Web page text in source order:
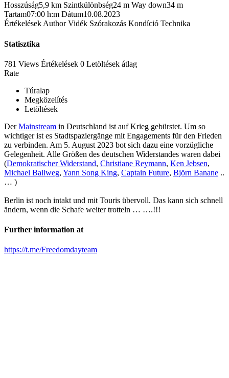
Hosszúság5,9 km Szintkülönbség24 m Way down34 m
Tartam07:00 h:m Dátum10.08.2023
Értékelések Author Vidék Szórakozás Kondíció Technika
Statisztika
781 Views Értékelések 0 Letöltések átlag
Rate
Túralap
Megközelítés
Letöltések
DerMainstream in Deutschland ist auf Krieg gebürstet. Um so
wichtiger ist es Stadtspaziergänge mit Engagements für den Frieden
zu verbinden. Am 5. August 2023 bot sich dazu eine vorzügliche
Gelegenheit. Alle Größen des deutschen Widerstandes waren dabei
(Demokratischer Widerstand, Christiane Reymann, Ken Jebsen,
Michael Ballweg, Yann Song King, Captain Future, Björn Banane ..
… )
Berlin ist noch intakt und mit Touris übervoll. Das kann sich schnell
ändern, wenn die Schafe weiter trotteln … ….!!!
Further information at
https://t.me/Freedomdayteam